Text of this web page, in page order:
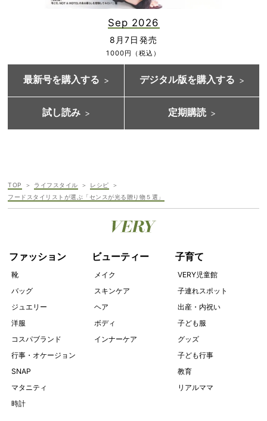
Sep 2026
8月7日発売
1000円（税込）
最新号を購入する デジタル版を購入する
試し読み 定期購読
TOP ライフスタイル
レシピ
フードスタイリストが選ぶ「センスが光る贈り物５選」
ファッション
靴
バッグ
ジュエリー
洋服
コスパブランド
行事・オケージョン
SNAP
マタニティ
時計
ビューティー
メイク
スキンケア
ヘア
ボディ
インナーケア
子育て
VERY児童館
子連れスポット
出産・内祝い
子ども服
グッズ
子ども行事
教育
リアルママ